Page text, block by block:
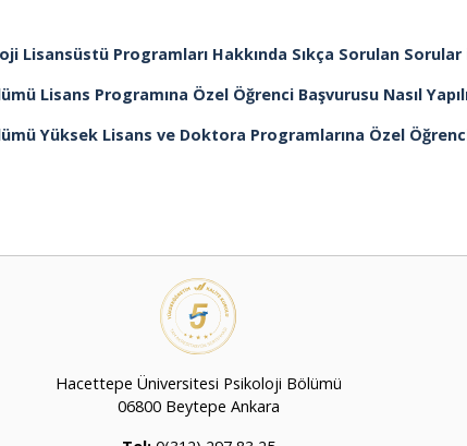
Lisansüstü Programları Hakkında Sıkça Sorulan Sorular
Lisans Programına Özel Öğrenci Başvurusu Nasıl
Yüksek Lisans ve Doktora Programlarına Özel Öğrenci
Hacettepe Üniversitesi Psikoloji Bölümü
06800 Beytepe Ankara